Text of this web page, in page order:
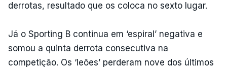
derrotas, resultado que os coloca no sexto lugar.
Já o Sporting B continua em ‘espiral’ negativa e
somou a quinta derrota consecutiva na
competição. Os ‘leões’ perderam nove dos últimos